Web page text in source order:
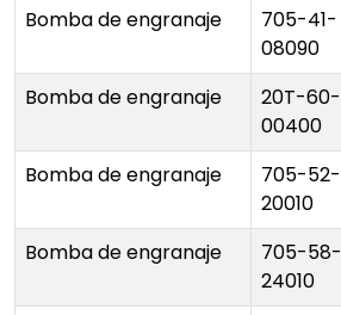
Bomba de engranaje
705-41-
08090
Bomba de engranaje
20T-60-
00400
Bomba de engranaje
705-52-
20010
Bomba de engranaje
705-58-
24010